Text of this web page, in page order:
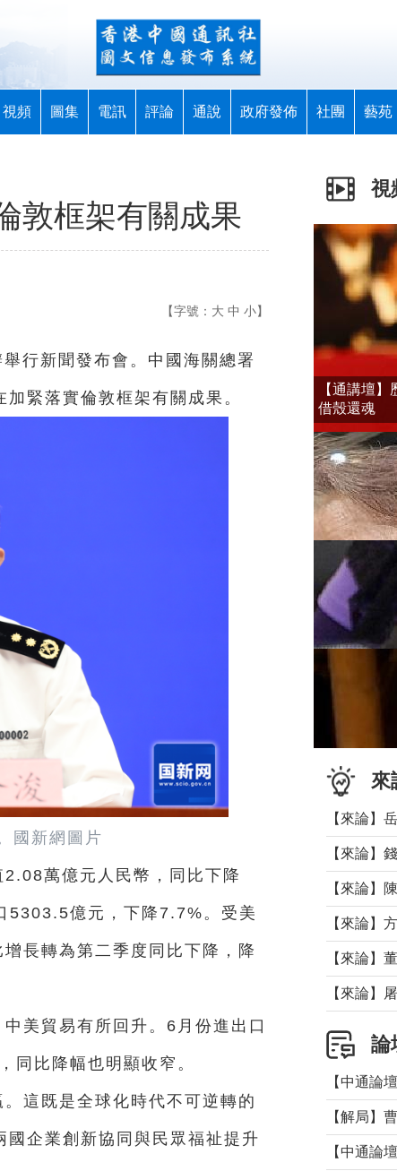
視頻 圖集 電訊 評論 通說 政府發佈 社團 藝苑
敦框架有關成果
【字號： 大 中 小】
行新聞發布會。中國海關總署
緊落實倫敦框架有關成果。
國新網圖片
萬億元人民幣，同比下降
5303.5億元，下降7.7%。受美
長轉為第二季度同比下降，降
美貿易有所回升。6月份進出口
同比降幅也明顯收窄。
這既是全球化時代不可逆轉的
企業創新協同與民眾福祉提升
視
【通講壇
借殼還魂
來
【來論】
論